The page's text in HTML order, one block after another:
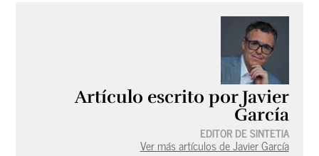
Artículo escrito por Javier
García
EDITOR DE SINTETIA
Ver más artículos de Javier García